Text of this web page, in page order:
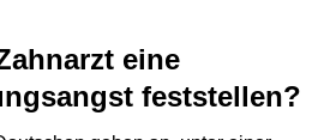
eine
feststellen?